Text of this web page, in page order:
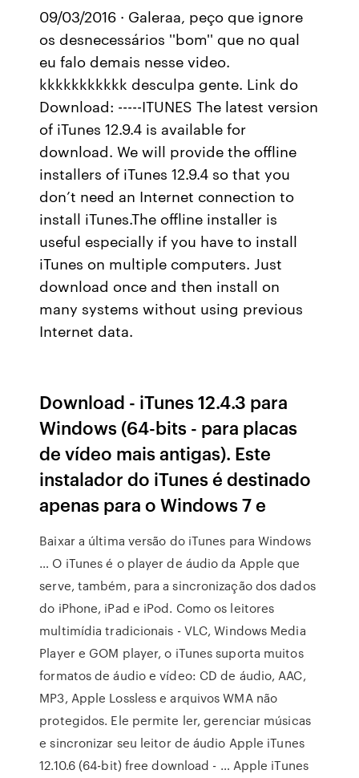
09/03/2016 · Galeraa, peço que ignore
os desnecessários ''bom'' que no qual
eu falo demais nesse video.
kkkkkkkkkkk desculpa gente. Link do
Download: -----ITUNES The latest version
of iTunes 12.9.4 is available for
download. We will provide the offline
installers of iTunes 12.9.4 so that you
don’t need an Internet connection to
install iTunes.The offline installer is
useful especially if you have to install
iTunes on multiple computers. Just
download once and then install on
many systems without using previous
Internet data.
Download - iTunes 12.4.3 para
Windows (64-bits - para placas
de vídeo mais antigas). Este
instalador do iTunes é destinado
apenas para o Windows 7 e
Baixar a última versão do iTunes para Windows
… O iTunes é o player de áudio da Apple que
serve, também, para a sincronização dos dados
do iPhone, iPad e iPod. Como os leitores
multimídia tradicionais - VLC, Windows Media
Player e GOM player, o iTunes suporta muitos
formatos de áudio e vídeo: CD de áudio, AAC,
MP3, Apple Lossless e arquivos WMA não
protegidos. Ele permite ler, gerenciar músicas
e sincronizar seu leitor de áudio Apple iTunes
12.10.6 (64-bit) free download - … Apple iTunes